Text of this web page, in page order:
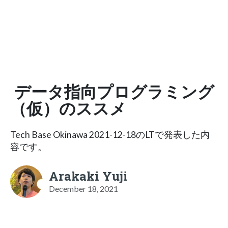
データ指向プログラミング
（仮）のススメ
Tech Base Okinawa 2021-12-18のLTで発表した内
容です。
Arakaki Yuji
December 18, 2021